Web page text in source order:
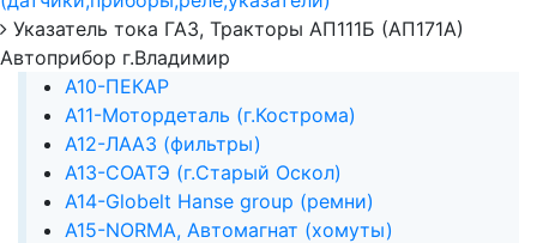
Указатель тока ГАЗ, Тракторы АП111Б (АП171А)
Автоприбор г.Владимир
А10-ПЕКАР
А11-Мотордеталь (г.Кострома)
А12-ЛААЗ (фильтры)
А13-СОАТЭ (г.Старый Оскол)
А14-Globelt Hanse group (ремни)
А15-NORMA, Автомагнат (хомуты)